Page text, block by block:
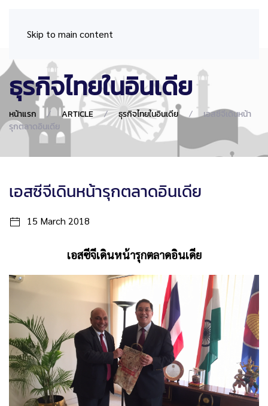
Skip to main content
ธุรกิจไทยในอินเดีย
หน้าแรก ARTICLE ธุรกิจไทยในอินเดีย
เอสซีจีเดินหน้า
รุกตลาดอินเดีย
เอสซีจีเดินหน้ารุกตลาดอินเดีย
15 March 2018
เอสซีจีเดินหน้ารุกตลาดอินเดีย